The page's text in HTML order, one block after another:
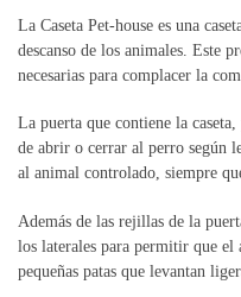
La Caseta Pet-house es una
descanso de los animales. Este
necesarias para complacer la
La puerta que contiene la
de abrir o cerrar al perro según
al animal controlado, siempre
Además de las rejillas de la
los laterales para permitir que el
pequeñas patas que levantan